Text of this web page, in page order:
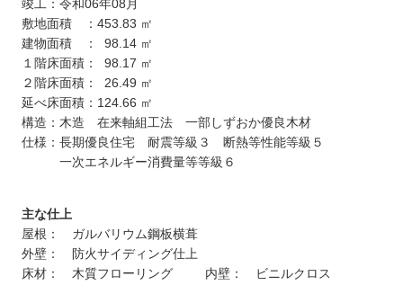
BLOG
不動産情報
竣工：令和06年08月
敷地面積 ：453.83 ㎡
建物面積 ： 98.14 ㎡
１階床面積： 98.17 ㎡
２階床面積： 26.49 ㎡
延べ床面積：124.66 ㎡
構造：木造 在来軸組工法 一部しずおか優良木材
仕様：長期優良住宅 耐震等級３ 断熱等性能等級５
一次エネルギー消費量等等級６
主な仕上
屋根： ガルバリウム鋼板横葺
外壁： 防火サイディング仕上
床材： 木質フローリング 内壁： ビニルクロス